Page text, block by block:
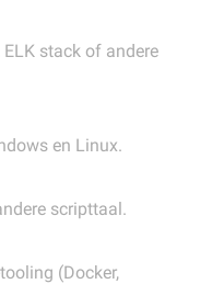
stack of andere
en Linux.
scripttaal.
(Docker,